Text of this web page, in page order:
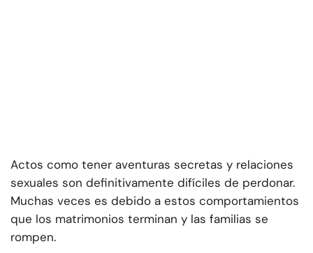
Actos como tener aventuras secretas y relaciones
sexuales son definitivamente difíciles de perdonar.
Muchas veces es debido a estos comportamientos
que los matrimonios terminan y las familias se
rompen.